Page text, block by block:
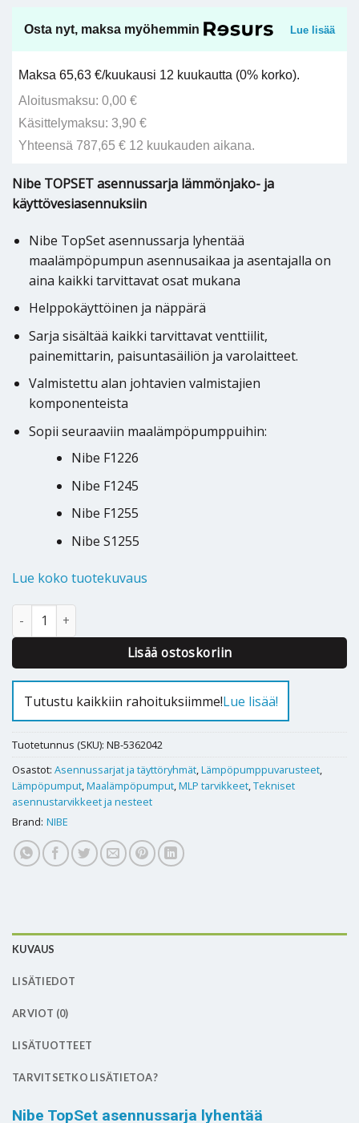
Osta nyt, maksa myöhemmin Lue lisää
Maksa 65,63 €/kuukausi 12 kuukautta (0% korko).
Aloitusmaksu: 0,00 €
Käsittelymaksu: 3,90 €
Yhteensä 787,65 € 12 kuukauden aikana.
Nibe TOPSET asennussarja lämmönjako- ja
käyttövesiasennuksiin
Nibe TopSet asennussarja lyhentää
maalämpöpumpun asennusaikaa ja asentajalla on
aina kaikki tarvittavat osat mukana
Helppokäyttöinen ja näppärä
Sarja sisältää kaikki tarvittavat venttiilit,
painemittarin, paisuntasäiliön ja varolaitteet.
Valmistettu alan johtavien valmistajien
komponenteista
Sopii seuraaviin maalämpöpumppuihin:
Nibe F1226
Nibe F1245
Nibe F1255
Nibe S1255
Lue koko tuotekuvaus
Nibe TOPSET maalämpöpumpun asennussarja määrä
Lisää ostoskoriin
Alternative:
Tutustu kaikkiin rahoituksiimme!Lue lisää!
Tuotetunnus (SKU): NB-5362042
Osastot: Asennussarjat ja täyttöryhmät,Lämpöpumppuvarusteet,
Lämpöpumput,Maalämpöpumput,MLP tarvikkeet,Tekniset
asennustarvikkeet ja nesteet
Brand: NIBE
KUVAUS
LISÄTIEDOT
ARVIOT (0)
LISÄTUOTTEET
TARVITSETKO LISÄTIETOA?
Nibe TopSet asennussarja lyhentää